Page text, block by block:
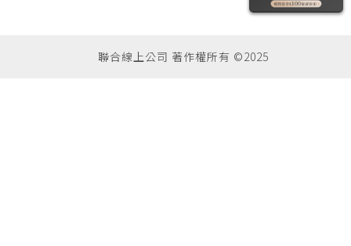
聯合線上公司 著作權所有 ©2025